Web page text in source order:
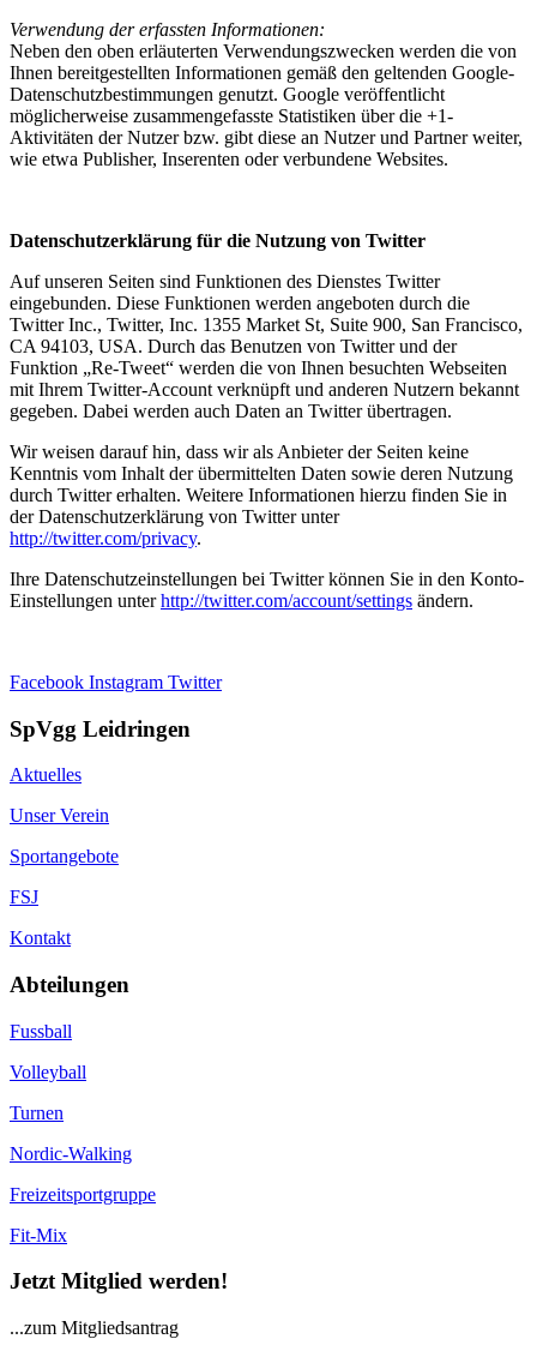
Verwendung der erfassten Informationen:
Neben den oben erläuterten Verwendungszwecken werden die von
Ihnen bereitgestellten Informationen gemäß den geltenden Google-
Datenschutzbestimmungen genutzt. Google veröffentlicht
möglicherweise zusammengefasste Statistiken über die +1-
Aktivitäten der Nutzer bzw. gibt diese an Nutzer und Partner weiter,
wie etwa Publisher, Inserenten oder verbundene Websites.
Datenschutzerklärung für die Nutzung von Twitter
Auf unseren Seiten sind Funktionen des Dienstes Twitter
eingebunden. Diese Funktionen werden angeboten durch die
Twitter Inc., Twitter, Inc. 1355 Market St, Suite 900, San Francisco,
CA 94103, USA. Durch das Benutzen von Twitter und der
Funktion „Re-Tweet“ werden die von Ihnen besuchten Webseiten
mit Ihrem Twitter-Account verknüpft und anderen Nutzern bekannt
gegeben. Dabei werden auch Daten an Twitter übertragen.
Wir weisen darauf hin, dass wir als Anbieter der Seiten keine
Kenntnis vom Inhalt der übermittelten Daten sowie deren Nutzung
durch Twitter erhalten. Weitere Informationen hierzu finden Sie in
der Datenschutzerklärung von Twitter unter
http://twitter.com/privacy.
Ihre Datenschutzeinstellungen bei Twitter können Sie in den Konto-
Einstellungen unterhttp://twitter.com/account/settings ändern.
Facebook Instagram Twitter
SpVgg Leidringen
Aktuelles
Unser Verein
Sportangebote
FSJ
Kontakt
Abteilungen
Fussball
Volleyball
Turnen
Nordic-Walking
Freizeitsportgruppe
Fit-Mix
Jetzt Mitglied werden!
...zum Mitgliedsantrag